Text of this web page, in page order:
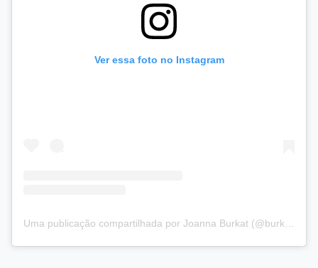
Ver essa foto no Instagram